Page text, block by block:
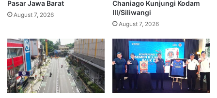
Pasar Jawa Barat
August 7, 2026
Chaniago Kunjungi Kodam
III/Siliwangi
August 7, 2026